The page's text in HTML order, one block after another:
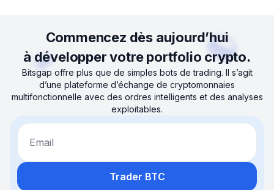
Commencez dès aujourd’hui
à développer votre portfolio crypto.
Bitsgap offre plus que de simples bots de trading. Il s’agit
d’une plateforme d’échange de cryptomonnaies
multifonctionnelle avec des ordres intelligents et des analyses
exploitables.
Email
Trader BTC